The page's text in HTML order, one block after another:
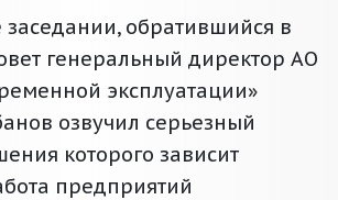
обратившийся в
генеральный директор АО
эксплуатации»
озвучил серьезный
которого зависит
предприятий